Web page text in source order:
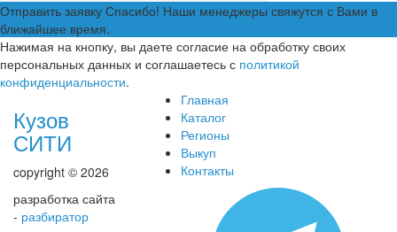
Отправить заявку Спасибо! Наши менеджеры свяжутся с Вами в
ближайшее время.
Нажимая на кнопку, вы даете согласие на обработку своих
персональных данных и соглашаетесь с политикой
конфиденциальности.
Кузов
СИТИ
copyright © 2026
разработка сайта
- разбиратор
Главная
Каталог
Регионы
Выкуп
Контакты